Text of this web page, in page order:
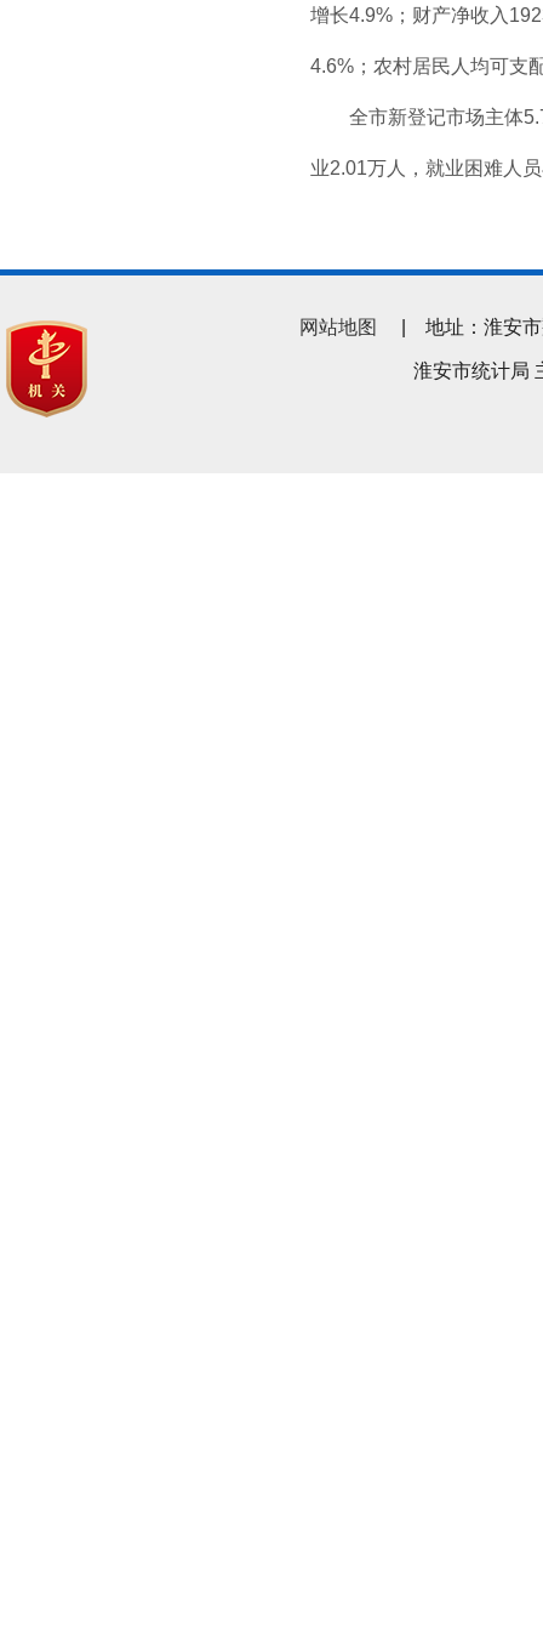
增长4.9%；财产净收入
4.6%；农村居民人均可支
全市新登记市场主体
业2.01万人，就业困难人
网站地图 | 地址：淮安市
淮安市统计